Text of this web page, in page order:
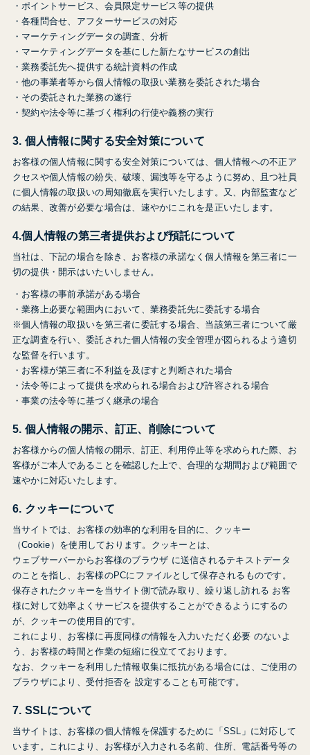
・ポイントサービス、会員限定サービス等の提供
・各種問合せ、アフターサービスの対応
・マーケティングデータの調査、分析
・マーケティングデータを基にした新たなサービスの創出
・業務委託先へ提供する統計資料の作成
・他の事業者等から個人情報の取扱い業務を委託された場合
・その委託された業務の遂行
・契約や法令等に基づく権利の行使や義務の実行
3. 個人情報に関する安全対策について
お客様の個人情報に関する安全対策については、個人情報への不正ア
クセスや個人情報の紛失、破壊、漏洩等を守るように努め、且つ社員
に個人情報の取扱いの周知徹底を実行いたします。又、内部監査など
の結果、改善が必要な場合は、速やかにこれを是正いたします。
4.個人情報の第三者提供および預託について
当社は、下記の場合を除き、お客様の承諾なく個人情報を第三者に一
切の提供・開示はいたいしません。
・お客様の事前承諾がある場合
・業務上必要な範囲内において、業務委託先に委託する場合
※個人情報の取扱いを第三者に委託する場合、当該第三者について厳
正な調査を行い、委託された個人情報の安全管理が図られるよう適切
な監督を行います。
・お客様が第三者に不利益を及ぼすと判断された場合
・法令等によって提供を求められる場合および許容される場合
・事業の法令等に基づく継承の場合
5. 個人情報の開示、訂正、削除について
お客様からの個人情報の開示、訂正、利用停止等を求められた際、お
客様がご本人であることを確認した上で、合理的な期間および範囲で
速やかに対応いたします。
6. クッキーについて
当サイトでは、お客様の効率的な利用を目的に、クッキー
（Cookie）を使用しております。クッキーとは、
ウェブサーバーからお客様のブラウザ に送信されるテキストデータ
のことを指し、お客様のPCにファイルとして保存されるものです。
保存されたクッキーを当サイト側で読み取り、繰り返し訪れる お客
様に対して効率よくサービスを提供することができるようにするの
が、クッキーの使用目的です。
これにより、お客様に再度同様の情報を入力いただく必要 のないよ
う、お客様の時間と作業の短縮に役立てております。
なお、クッキーを利用した情報収集に抵抗がある場合には、ご使用の
ブラウザにより、受付拒否を 設定することも可能です。
7. SSLについて
当サイトは、お客様の個人情報を保護するために「SSL」に対応して
います。これにより、お客様が入力される名前、住所、電話番号等の